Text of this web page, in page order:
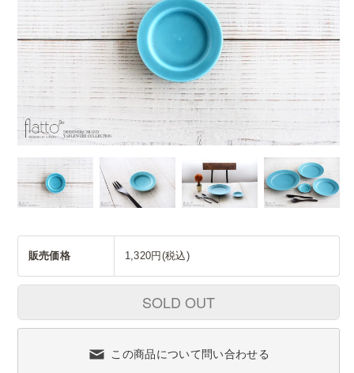
販売価格 1,320円(税込)
SOLD OUT
この商品について問い合わせる